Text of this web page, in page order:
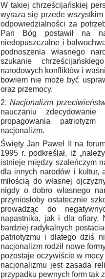
W takiej chrześcijańskiej
wyraża się przede
odpowiedzialności za
Pan Bóg postawił na
niedopuszczalne i
podnoszenia własnego
szukanie
narodowych konfliktów i
bowiem nie może być
oraz przemocy.
2. Nacjonalizm
nauczaniu
propagowania
nacjonalizm.
Święty Jan Paweł II na
1995 r. podkreślał, iż
istnieje między szaleńczym
dla innych narodów i kultur,
miłością do własnej
nigdy o dobro własnego
przyniosłoby ostatecznie
prowadząc do
napastnika, jak i dla ofiary.
bardziej radykalnych
patriotyzmu i dlatego dziś
nacjonalizm rodził nowe
pozostaje oczywiście w
nacjonalizmu jest zasada
przypadku pewnych form tak